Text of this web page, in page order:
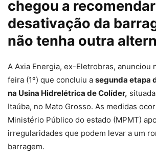
chegou a
desativação da
não tenha outra
A Axia Energia, ex-Eletrobras, anunciou
feira (1º) que concluiu a segunda etapa
na Usina Hidrelétrica de Colíder,
Itaúba, no Mato Grosso. As medidas
Ministério Público do estado (MPMT)
irregularidades que podem levar a um
barragem.